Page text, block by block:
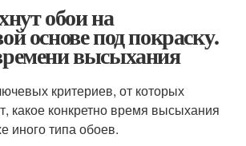
обои на
основе под покраску.
высыхания
критериев, от которых
какое конкретно время высыхания
иного типа обоев.